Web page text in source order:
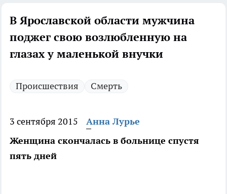
В Ярославской области мужчина
поджег свою возлюбленную на
глазах у маленькой внучки
Происшествия Смерть
3 сентября 2015
Анна Лурье
Женщина скончалась в больнице спустя
пять дней